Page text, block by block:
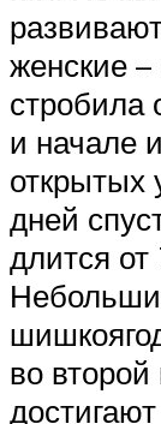
женские
стробила
и начале
открытых
дней
длится
во